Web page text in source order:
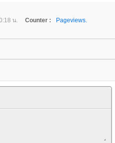
น. Counter :
Pageviews.